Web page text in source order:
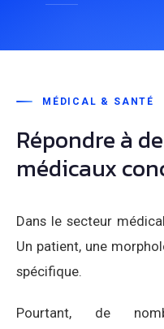
MÉDICAL & SANTÉ
Répondre à
médicaux
Dans le secteur
Un patient, une
spécifique.
Pourtant, de